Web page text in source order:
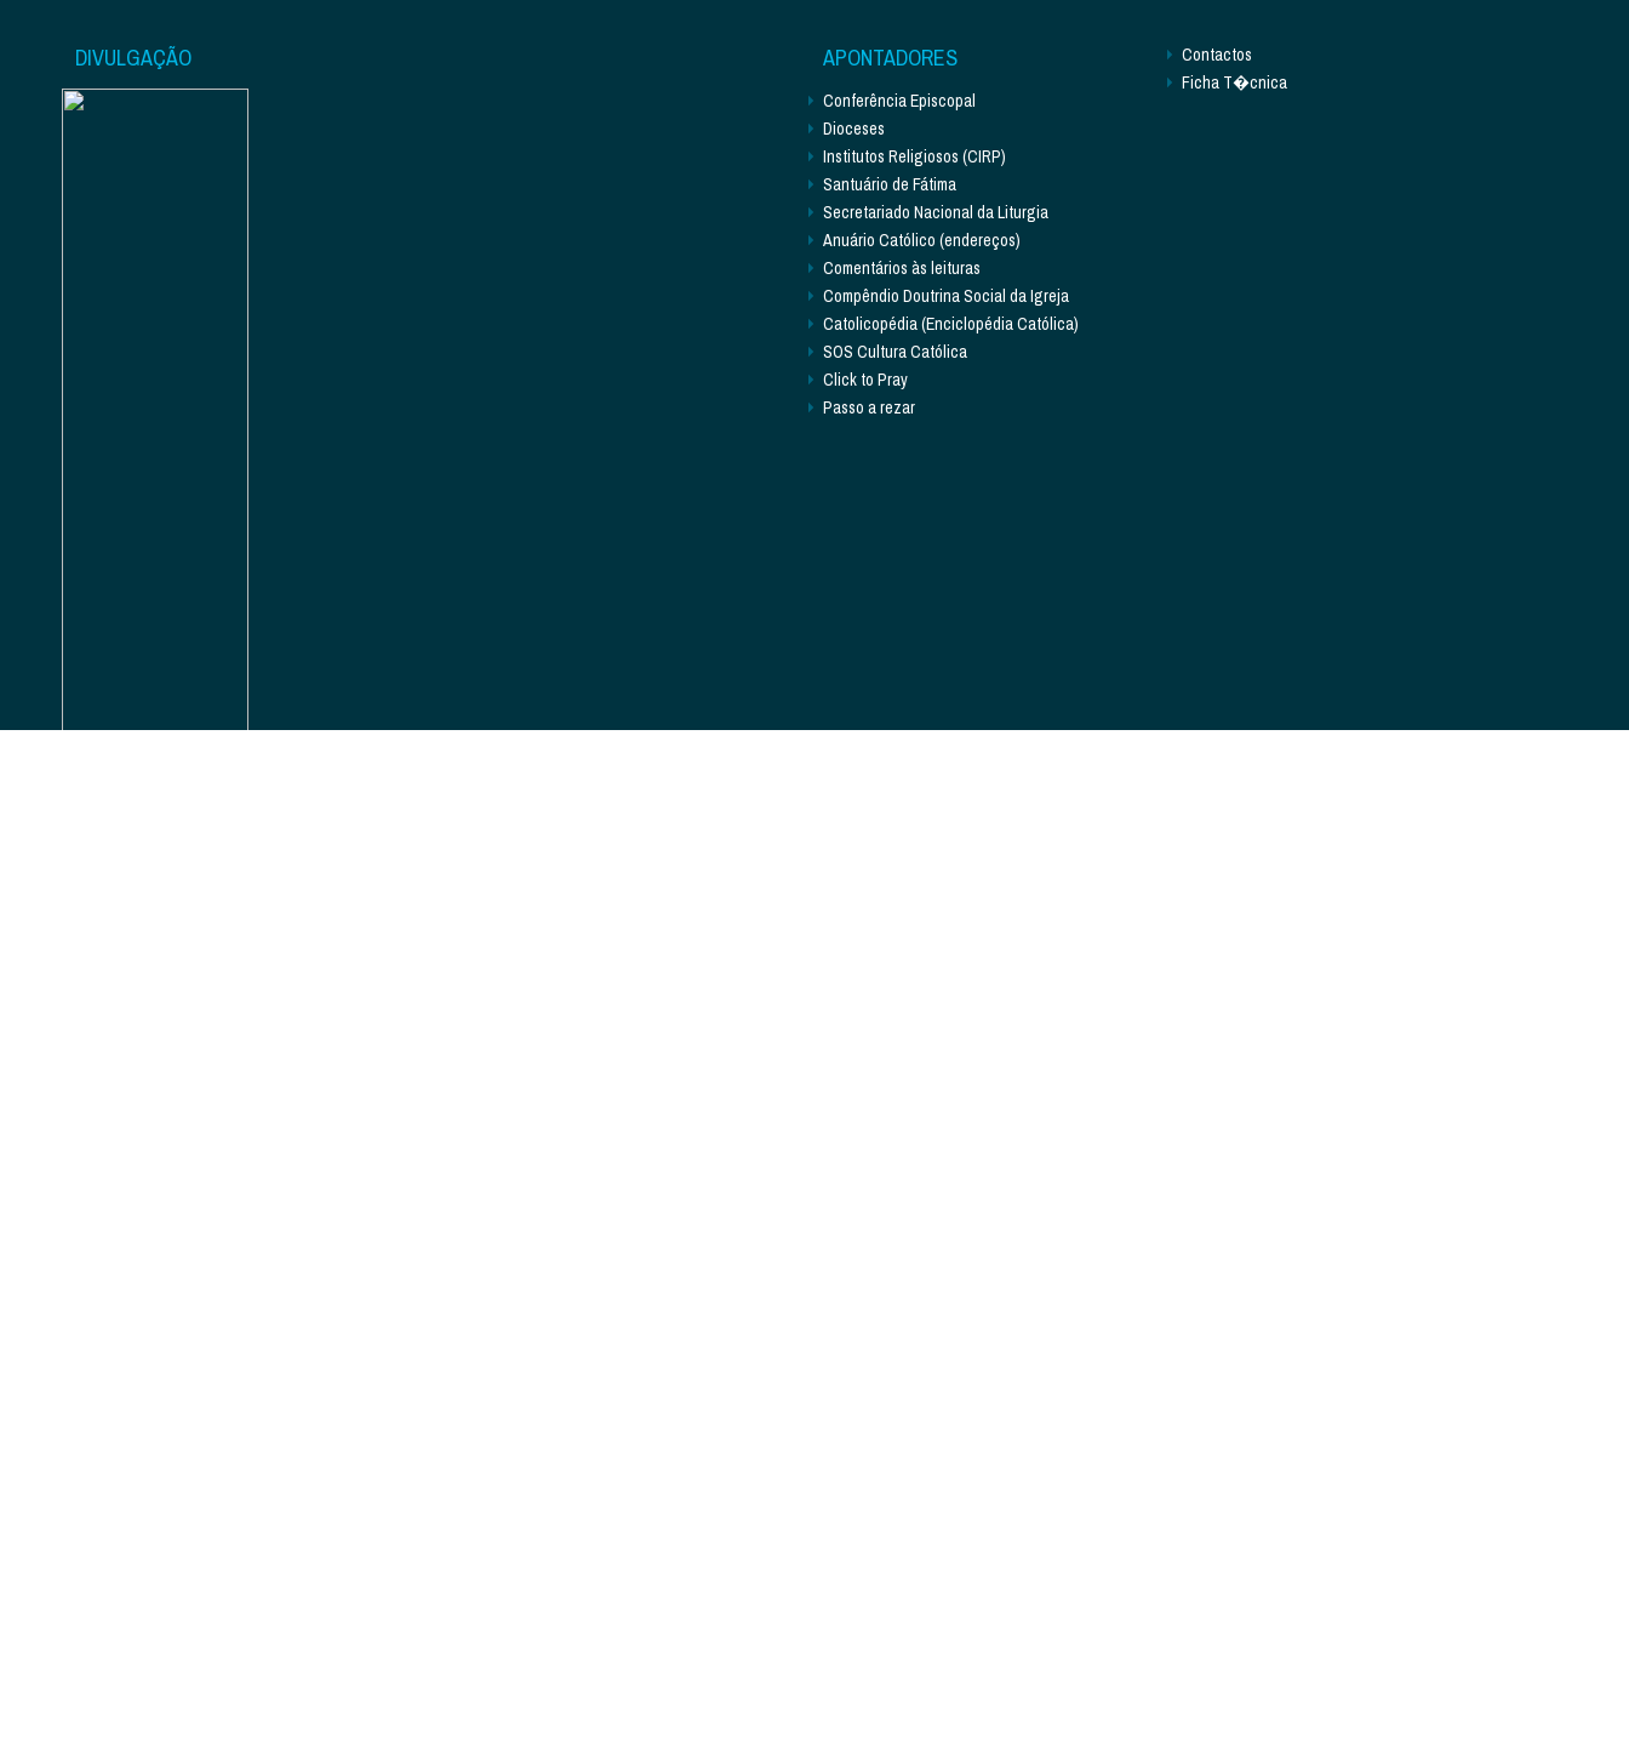
DIVULGAÇÃO APONTADORES
Conferência Episcopal
Dioceses
Institutos Religiosos (CIRP)
Santuário de Fátima
Secretariado Nacional da Liturgia
Anuário Católico (endereços)
Comentários às leituras
Compêndio Doutrina Social da Igreja
Catolicopédia (Enciclopédia Católica)
SOS Cultura Católica
Click to Pray
Passo a rezar
Contactos
Ficha T�cnica